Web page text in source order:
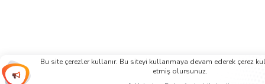
Bu site çerezler kullanır. Bu siteyi kullanmaya devam ederek çerez
etmiş olursunuz.